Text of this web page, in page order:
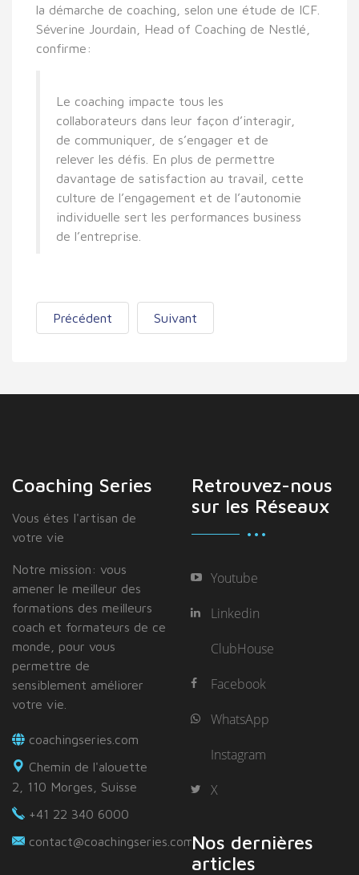
la démarche de coaching, selon une étude de ICF.
Séverine Jourdain, Head of Coaching de Nestlé,
confirme:
Le coaching impacte tous les
collaborateurs dans leur façon d’interagir,
de communiquer, de s’engager et de
relever les défis. En plus de permettre
davantage de satisfaction au travail, cette
culture de l’engagement et de l’autonomie
individuelle sert les performances business
de l’entreprise.
Précédent Suivant
Coaching Series
Vous étes I'artisan de
votre vie
Notre mission: vous
amener le meilleur des
formations des meilleurs
coach et formateurs de ce
monde, pour vous
permettre de
sensiblement améliorer
votre vie.
coachingseries.com
Chemin de l'alouette
2, 110 Morges, Suisse
+41 22 340 6000
contact@coachingseries.com
Retrouvez-nous
sur les Réseaux
Youtube
Linkedin
ClubHouse
Facebook
WhatsApp
Instagram
X
Nos dernières
articles